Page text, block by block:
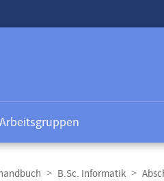
Arbeitsgruppen
B.Sc. Informatik